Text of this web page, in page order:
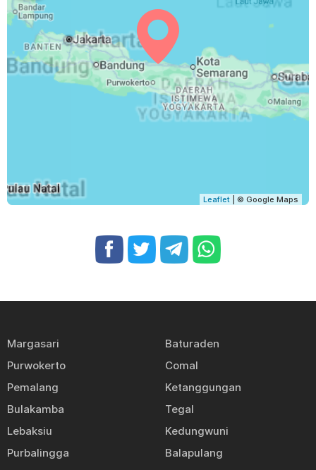
Leaflet | © Google Maps
Margasari
Baturaden
Purwokerto
Comal
Pemalang
Ketanggungan
Bulakamba
Tegal
Lebaksiu
Kedungwuni
Purbalingga
Balapulang